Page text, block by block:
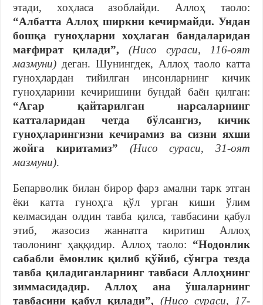
этади, хоҳласа азоблайди. Аллоҳ таоло:
“Албатта Аллоҳ ширкни кечирмайди. Ундан
бошқа гуноҳларни хоҳлаган бандаларидан
мағфират қилади”, (Нисо сураси, 116-оят
мазмуни) деган. Шунингдек, Аллоҳ таоло катта
гуноҳлардан тийилган инсонларнинг кичик
гуноҳларини кечиришини бундай баён қилган:
“Агар қайтарилган нарсаларнинг
катталаридан четда бўлсангиз, кичик
гуноҳларингизни кечирамиз ва сизни яхши
жойга киритамиз”
(Нисо сураси, 31-оят
мазмуни).
Бепарволик билан бирор фарз амални тарк этган
ёки катта гуноҳга қўл урган киши ўлим
келмасидан олдин тавба қилса, тавбасини қабул
этиб, жазосиз жаннатга киритиш Аллоҳ
таолонинг ҳаққидир. Аллоҳ таоло: “Нодонлик
сабабли ёмонлик қилиб қўйиб, сўнгра тезда
тавба қиладиганларнинг тавбаси Аллоҳнинг
зиммасидадир. Аллоҳ ана ўшаларнинг
тавбасини қабул қилади”, (Нисо сураси, 17-